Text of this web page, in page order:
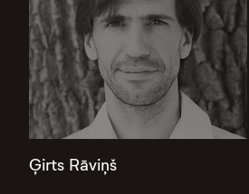
Ģirts Rāviņš